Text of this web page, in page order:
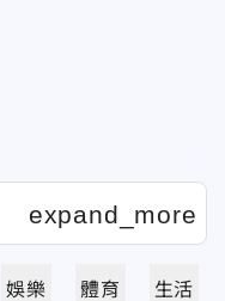
娛樂 體育 生活